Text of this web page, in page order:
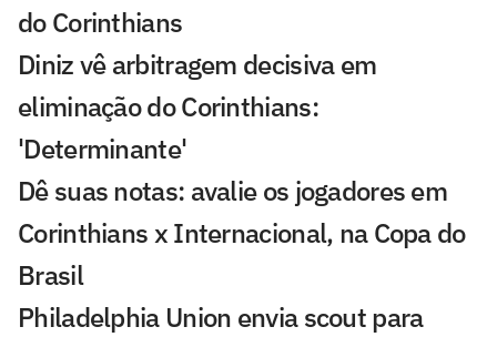
do Corinthians
Diniz vê arbitragem decisiva em
eliminação do Corinthians:
'Determinante'
Dê suas notas: avalie os jogadores em
Corinthians x Internacional, na Copa do
Brasil
Philadelphia Union envia scout para